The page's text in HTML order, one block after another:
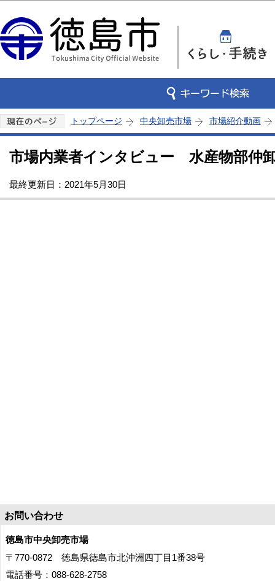
トップページ 中央卸売市場 市場紹介動画
市場内業者インタビュー 水産物部仲
最終更新日：2021年5月30日
お問い合わせ
徳島市中央卸売市場
〒770-0872 徳島県徳島市北沖洲四丁目1番38号
電話番号：088-628-2758